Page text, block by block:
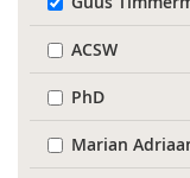
ACSW
PhD
Marian